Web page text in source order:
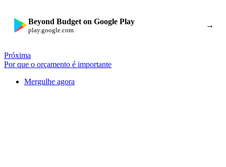
Beyond Budget on Google Play
play.google.com
→
Próxima
Por que o orçamento é importante
Mergulhe agora